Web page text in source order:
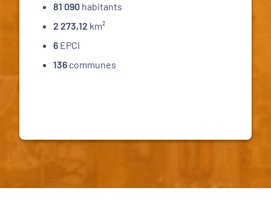
81 090 habitants
2 273,12 km²
6 EPCI
136 communes